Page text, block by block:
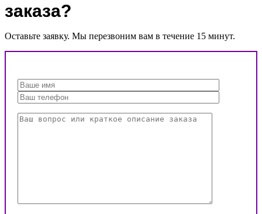
заказа?
Оставьте заявку. Мы перезвоним вам в течение 15 минут.